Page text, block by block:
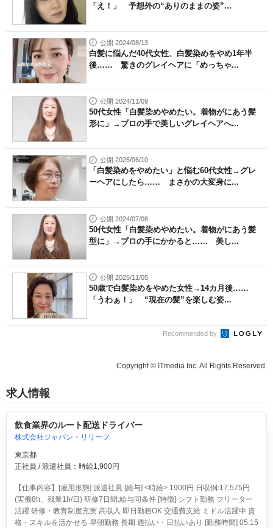
「え！」 予想外の“ありのままの姿”...
公開 2024/08/13
白髪に悩んだ40代女性、白髪染めをやめ1年半
後…… 驚きのグレイヘアに「めっちゃ...
公開 2024/11/09
50代女性「白髪染めやめたい。着物がにあう髪
形に」→プロの手で美しいグレイヘアへ...
公開 2025/06/10
「白髪染めをやめたい」と悩む60代女性→グレ
ーヘアにしたら…… まさかの大変身に...
公開 2024/07/08
50代女性「白髪染めやめたい。着物がにあう髪
型に」→プロの手にかかると…… 美し...
公開 2025/11/05
50歳で白髪染めをやめた女性→14カ月後……
「うわぁ！」 “現在の髪”を楽しむ姿...
Recommended by
Copyright © ITmedia Inc. All Rights Reserved.
求人情報
飲食業界のルート配送ドライバー
株式会社ジャパン・リリーフ
東京都
正社員 / 派遣社員：時給1,900円
【仕事内容】[雇用形態] 派遣社員 [給与] <時給> 1900円 日収例:17,575円
(実働8h、残業1h/日) 研修7日間:給与同条件 [特徴] シフト勤務 フリーター
活躍 研修・教育制度充実 高収入 即日勤務OK 交通費支給 ミドル活躍中 資
格・スキルを活かせる 早朝勤務 長期 週払い・日払いあり [勤務時間] 05:15